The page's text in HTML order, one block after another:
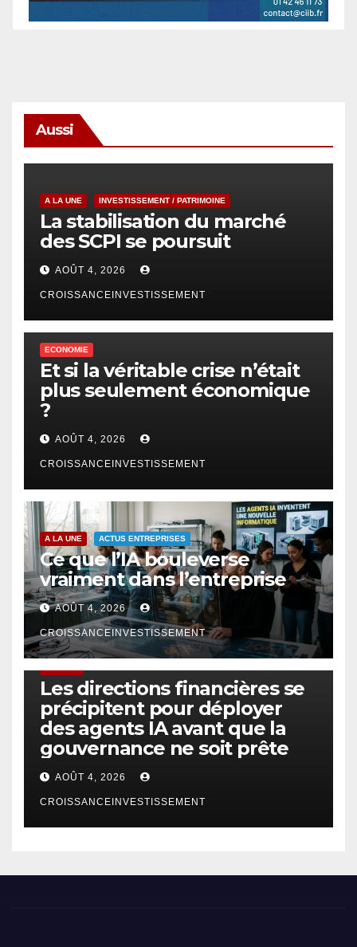
Aussi
A LA UNE INVESTISSEMENT / PATRIMOINE
La stabilisation du marché
des SCPI se poursuit
AOÛT 4, 2026
CROISSANCEINVESTISSEMENT
ECONOMIE
Et si la véritable crise n’était
plus seulement économique
?
AOÛT 4, 2026
CROISSANCEINVESTISSEMENT
A LA UNE ACTUS ENTREPRISES
Ce que l’IA bouleverse
vraiment dans l’entreprise
AOÛT 4, 2026
CROISSANCEINVESTISSEMENT
Les directions financières se
précipitent pour déployer
des agents IA avant que la
gouvernance ne soit prête
AOÛT 4, 2026
CROISSANCEINVESTISSEMENT